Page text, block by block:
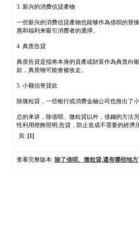
3. 新兴的消费信貸產物
一些新兴的消费信貸產物也能够作為借呗的替
惠和福利来吸引消费者的選擇。
4. 典质告貸
典质告貸是指将本身的資產或財富作為典质向
款，典质物可能會被收走。
5. 小额信誉貸款
除微粒貸，一些银行或消费金融公司也推出了
总的来讲，除借呗、微粒貸以外，借錢的方法
性利用燈飾照明,告貸，防止造成不需要的經濟压
頁: [1]
查看完整版本: 除了借呗、微粒貸,還有哪些地